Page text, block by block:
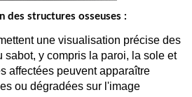
des structures osseuses :
une visualisation précise des
sabot, y compris la paroi, la sole et
affectées peuvent apparaître
ou dégradées sur l'image